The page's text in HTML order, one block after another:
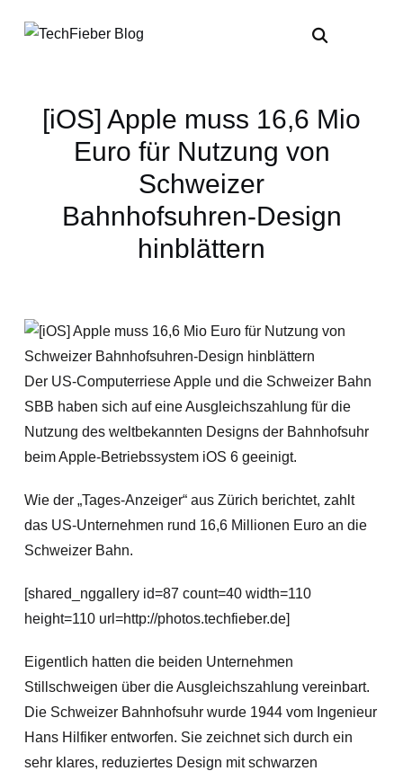
[iOS] Apple muss 16,6 Mio
Euro für Nutzung von
Schweizer
Bahnhofsuhren-Design
hinblättern
Der US-Computerriese Apple und die Schweizer Bahn
SBB haben sich auf eine Ausgleichszahlung für die
Nutzung des weltbekannten Designs der Bahnhofsuhr
beim Apple-Betriebssystem iOS 6 geeinigt.
Wie der „Tages-Anzeiger“ aus Zürich berichtet, zahlt
das US-Unternehmen rund 16,6 Millionen Euro an die
Schweizer Bahn.
[shared_nggallery id=87 count=40 width=110
height=110 url=http://photos.techfieber.de]
Eigentlich hatten die beiden Unternehmen
Stillschweigen über die Ausgleichszahlung vereinbart.
Die Schweizer Bahnhofsuhr wurde 1944 vom Ingenieur
Hans Hilfiker entworfen. Sie zeichnet sich durch ein
sehr klares, reduziertes Design mit schwarzen